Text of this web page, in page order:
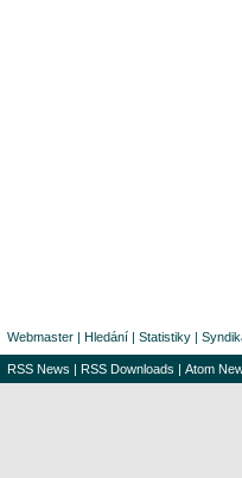
Webmaster | Hledání | Statistiky |
RSS News | RSS Downloads | Atom